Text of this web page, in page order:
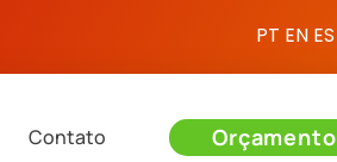
PT EN ES
Contato Orçamento